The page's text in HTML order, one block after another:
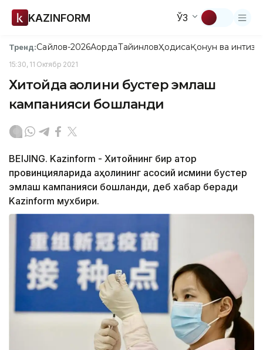
KAZINFORM ЎЗ
Тренд:Сайлов-2026АқордаТайинловҲодисаҚонун ва
15:30, 11 Октябр 2021
Хитойда аҳолини бустер эмлаш
кампанияси бошланди
BEIJING. Kazinform - Хитойнинг бир қатор
провинцияларида аҳолининг асосий қисмини бустер
эмлаш кампанияси бошланди, деб хабар беради
Kazinform мухбири.